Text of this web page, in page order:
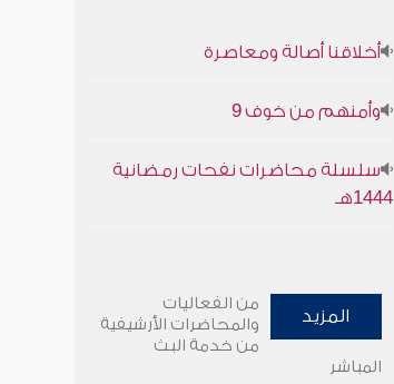
أخلاقنا أصالة ومعاصرة
وأمنهم من خوف 9
سلسلة محاضرات نفحات رمضانية
1444هـ
المزيد
من الفعاليات
والمحاضرات الأرشيفية
من خدمة البث
المباشر